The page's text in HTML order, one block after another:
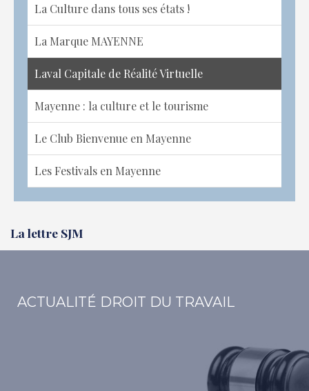
La Culture dans tous ses états !
La Marque MAYENNE
Laval Capitale de Réalité Virtuelle
Mayenne : la culture et le tourisme
Le Club Bienvenue en Mayenne
Les Festivals en Mayenne
La lettre SJM
ACTUALITÉ DROIT DU TRAVAIL